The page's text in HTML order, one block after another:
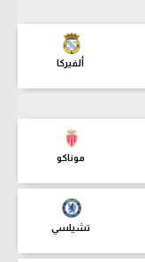
ألفيركا
موناكو
تشيلسي